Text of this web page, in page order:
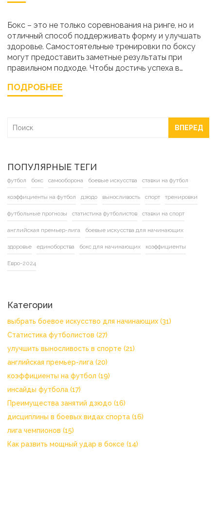
Бокс – это не только соревнования на ринге, но и
отличный способ поддерживать форму и улучшать
здоровье. Самостоятельные тренировки по боксу
могут предоставить заметные результаты при
правильном подходе. Чтобы достичь успеха в
интенсивно нужно заниматься. В статье
ПОДРОБНЕЕ
ВПЕРЕД
ПОПУЛЯРНЫЕ ТЕГИ
футбол бокс самооборона боевые искусства ставки на футбол
коэффициенты на футбол дзюдо выносливость спорт тренировки
футбольные прогнозы статистика футболистов ставки на спорт
английская премьер-лига боевые искусства для начинающих
здоровье единоборства бокс для начинающих коэффициенты
Евро-2024
Категории
выбрать боевое искусство для начинающих (31)
Статистика футболистов (27)
улучшить выносливость в спорте (21)
английская премьер-лига (20)
коэффициенты на футбол (19)
инсайды футбола (17)
Преимущества занятий дзюдо (16)
дисциплины в боевых видах спорта (16)
лига чемпионов (15)
Как развить мощный удар в боксе (14)